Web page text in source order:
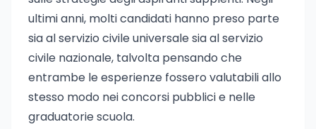
ultimi anni, molti candidati hanno preso parte
sia al servizio civile universale sia al servizio
civile nazionale, talvolta pensando che
entrambe le esperienze fossero valutabili allo
stesso modo nei concorsi pubblici e nelle
graduatorie scuola.